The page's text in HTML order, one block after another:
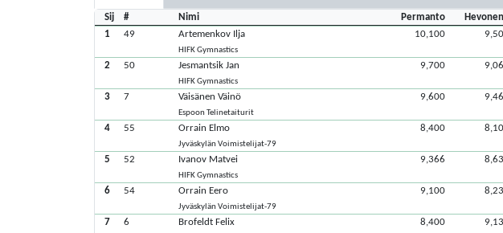
Sij # Nimi Permanto Hevonen
1
49 Artemenkov Ilja
HIFK Gymnastics
10,100
2 50 Jesmantsik Jan
HIFK Gymnastics
9,700
3 7 Väisänen Väinö
Espoon Telinetaiturit
9,600
4 55 Orrain Elmo
Jyväskylän Voimistelijat-79
8,400
5 52 Ivanov Matvei
HIFK Gymnastics
9,366
6 54 Orrain Eero
Jyväskylän Voimistelijat-79
9,100
7 6 Brofeldt Felix 8,400